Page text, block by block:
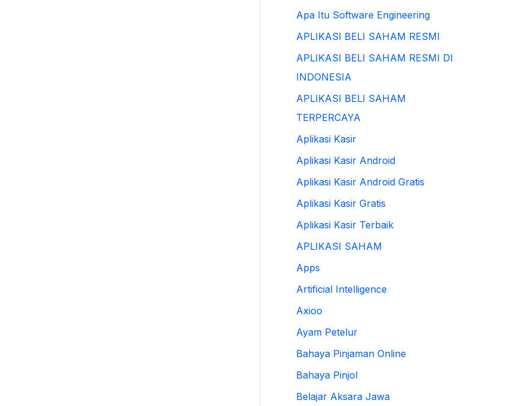
Apa Itu Software Engineering
APLIKASI BELI SAHAM RESMI
APLIKASI BELI SAHAM RESMI DI
INDONESIA
APLIKASI BELI SAHAM
TERPERCAYA
Aplikasi Kasir
Aplikasi Kasir Android
Aplikasi Kasir Android Gratis
Aplikasi Kasir Gratis
Aplikasi Kasir Terbaik
APLIKASI SAHAM
Apps
Artificial Intelligence
Axioo
Ayam Petelur
Bahaya Pinjaman Online
Bahaya Pinjol
Belajar Aksara Jawa